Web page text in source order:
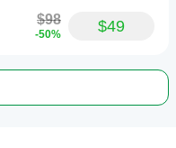
$98
-50% $49